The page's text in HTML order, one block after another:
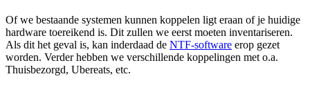
Of we bestaande systemen kunnen koppelen ligt eraan of je huidige
hardware toereikend is. Dit zullen we eerst moeten inventariseren.
Als dit het geval is, kan inderdaad de NTF-software erop gezet
worden. Verder hebben we verschillende koppelingen met o.a.
Thuisbezorgd, Ubereats, etc.